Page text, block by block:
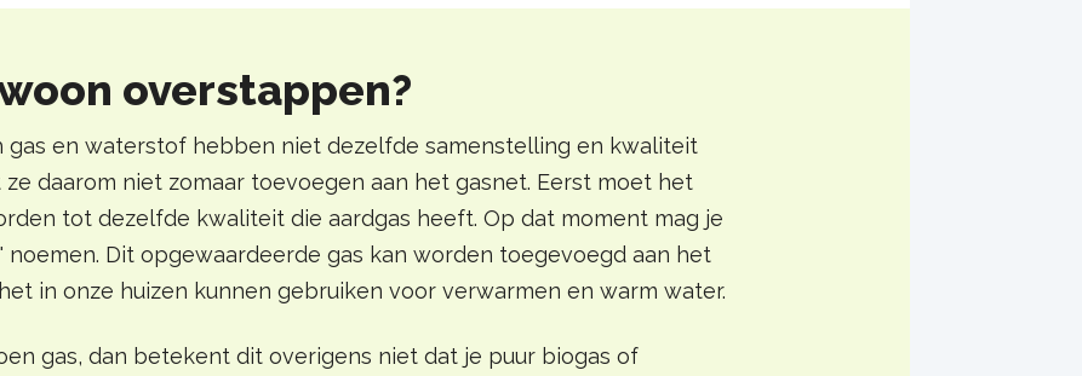
overstappen?
gas en waterstof hebben niet dezelfde samenstelling en kwaliteit
ze daarom niet zomaar toevoegen aan het gasnet. Eerst moet het
tot dezelfde kwaliteit die aardgas heeft. Op dat moment mag je
noemen. Dit opgewaardeerde gas kan worden toegevoegd aan het
in onze huizen kunnen gebruiken voor verwarmen en warm water.
gas, dan betekent dit overigens niet dat je puur biogas of